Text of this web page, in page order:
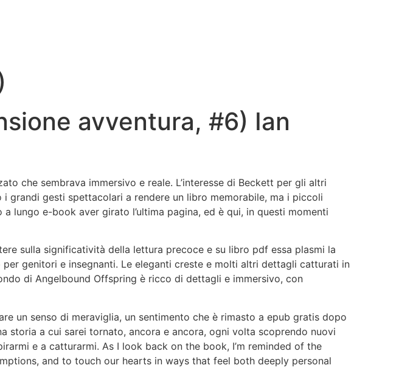
avventura, #6) Ian
che sembrava immersivo e reale. L’interesse di Beckett per gli altri
grandi gesti spettacolari a rendere un libro memorabile, ma i piccoli
lungo e-book aver girato l’ultima pagina, ed è qui, in questi momenti
sulla significatività della lettura precoce e su libro pdf essa plasmi la
genitori e insegnanti. Le eleganti creste e molti altri dettagli catturati in
di Angelbound Offspring è ricco di dettagli e immersivo, con
un senso di meraviglia, un sentimento che è rimasto a epub gratis dopo
storia a cui sarei tornato, ancora e ancora, ogni volta scoprendo nuovi
e a catturarmi. As I look back on the book, I’m reminded of the
and to touch our hearts in ways that feel both deeply personal